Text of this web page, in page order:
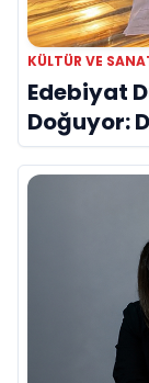
KÜLTÜR VE
Edebiyat
Doğuyor:
Evreni